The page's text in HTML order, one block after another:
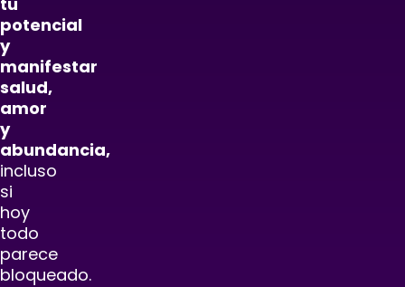
potencial
y
manifestar
salud,
amor
y
abundancia,
incluso
si
hoy
todo
parece
bloqueado.